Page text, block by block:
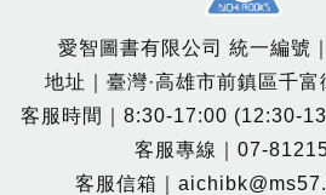
愛智圖書有限公司 統一編號
地址｜臺灣·高雄市前鎮區千
客服時間｜8:30-17:00 (12:30-
客服專線｜07-
客服信箱｜